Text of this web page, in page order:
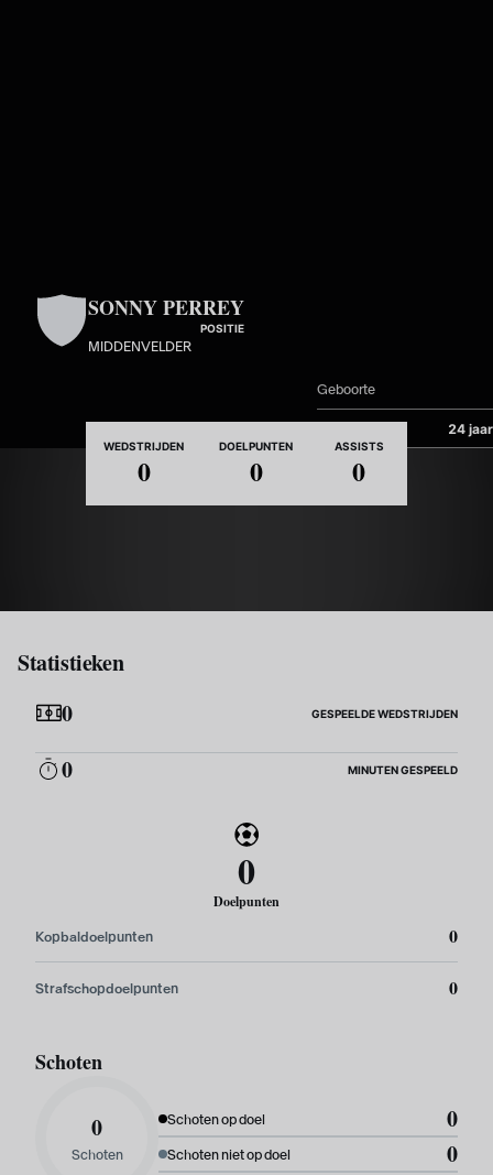
SONNY PERREY
POSITIE
MIDDENVELDER
Geboorte
24 jaar
WEDSTRIJDEN
0
DOELPUNTEN
0
ASSISTS
0
Statistieken
0
GESPEELDE WEDSTRIJDEN
0 MINUTEN GESPEELD
0
Doelpunten
Kopbaldoelpunten 0
Strafschopdoelpunten 0
Schoten
0
Schoten
Schoten op doel 0
Schoten niet op doel 0